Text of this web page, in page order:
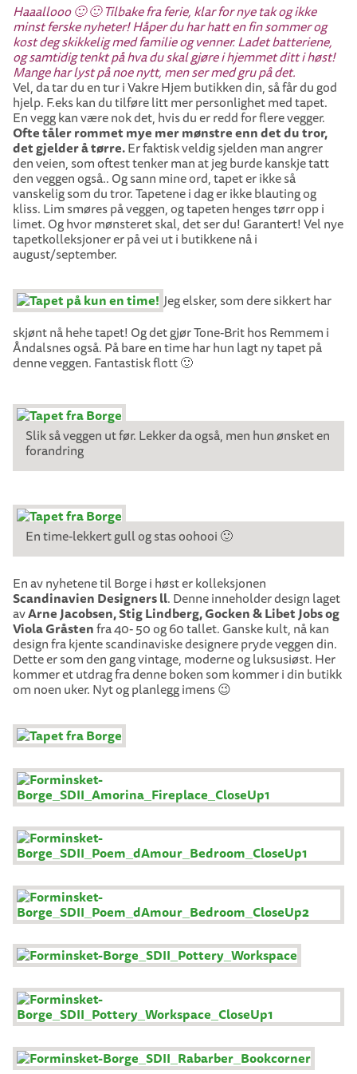
Haaallooo 🙂 🙂 Tilbake fra ferie, klar for nye tak og ikke
minst ferske nyheter! Håper du har hatt en fin sommer og
kost deg skikkelig med familie og venner. Ladet batteriene,
og samtidig tenkt på hva du skal gjøre i hjemmet ditt i høst!
Mange har lyst på noe nytt, men ser med gru på det.
Vel, da tar du en tur i Vakre Hjem butikken din, så får du god
hjelp. F.eks kan du tilføre litt mer personlighet med tapet.
En vegg kan være nok det, hvis du er redd for flere vegger.
Ofte tåler rommet mye mer mønstre enn det du tror,
det gjelder å tørre.Er faktisk veldig sjelden man angrer
den veien, som oftest tenker man at jeg burde kanskje tatt
den veggen også.. Og sann mine ord, tapet er ikke så
vanskelig som du tror. Tapetene i dag er ikke blauting og
kliss. Lim smøres på veggen, og tapeten henges tørr opp i
limet. Og hvor mønsteret skal, det ser du! Garantert! Vel nye
tapetkolleksjoner er på vei ut i butikkene nå i
august/september.
Jeg elsker, som dere sikkert har
skjønt nå hehe tapet! Og det gjør Tone-Brit hos Remmem i
Åndalsnes også. På bare en time har hun lagt ny tapet på
denne veggen. Fantastisk flott 🙂
Slik så veggen ut før. Lekker da også, men hun ønsket en
forandring
En time-lekkert gull og stas oohooi 🙂
En av nyhetene til Borge i høst er kolleksjonen
Scandinavien Designers ll. Denne inneholder design laget
avArne Jacobsen, Stig Lindberg, Gocken & Libet Jobs og
Viola Gråstenfra 40- 50 og 60 tallet. Ganske kult, nå kan
design fra kjente scandinaviske designere pryde veggen din.
Dette er som den gang vintage, moderne og luksusiøst. Her
kommer et utdrag fra denne boken som kommer i din butikk
om noen uker. Nyt og planlegg imens 😉